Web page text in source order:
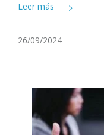
Leer más
26/09/2024